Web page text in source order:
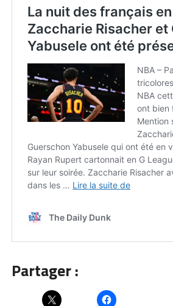
Partager :